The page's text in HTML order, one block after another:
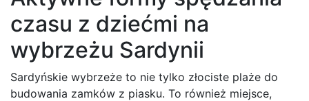
czasu z dziećmi na
wybrzeżu Sardynii
Sardyńskie wybrzeże to nie tylko złociste plaże do
budowania zamków z piasku. To również miejsce,